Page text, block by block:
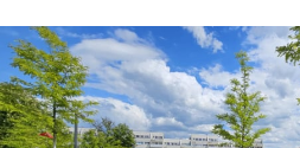
Kliknij, aby zobaczyć galerię